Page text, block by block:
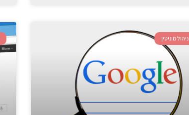
ניהול מוניטין